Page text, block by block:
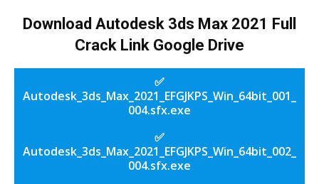
Download Autodesk 3ds Max 2021 Full
Crack Link Google Drive
✅
Autodesk_3ds_Max_2021_EFGJKPS_Win_64bit_001_
004.sfx.exe
✅
Autodesk_3ds_Max_2021_EFGJKPS_Win_64bit_002_
004.sfx.exe